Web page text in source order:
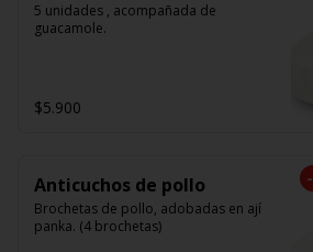
5 unidades , acompañada de
guacamole.
$5.900
-
Anticuchos de pollo
Brochetas de pollo, adobadas en ají
panka. (4 brochetas)